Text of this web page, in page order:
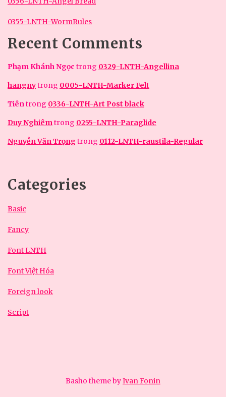
0355-LNTH-WormRules
Recent Comments
Phạm Khánh Ngọc trong 0329-LNTH-Angellina
hangnytrong 0005-LNTH-Marker Felt
Tiêntrong 0336-LNTH-Art Post black
Duy Nghiêmtrong 0255-LNTH-Paraglide
Nguyễn Văn Trọngtrong 0112-LNTH-raustila-Regular
Categories
Basic
Fancy
Font LNTH
Font Việt Hóa
Foreign look
Script
Basho theme byIvan Fonin